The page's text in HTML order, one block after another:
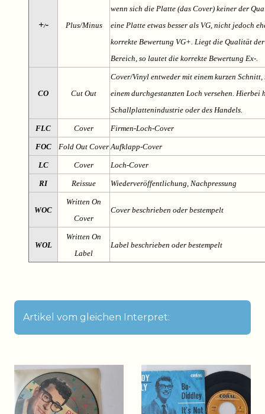
+/- Plus/Minus
wenn sich die Platte (das Cover) keiner der
eine Platte etwas besser als VG, nicht jedoch
korrekte Bewertung VG+. Liegt die Qualität
Bereich, so lautet die korrekte Bewertung Ex-.
CO Cut Out
Cover/Vinyl entweder mit einem kurzen
einem durchgestanzten Loch versehen. Hierbei
Schallplattenindustrie oder des Handels.
FLC Cover Firmen-Loch-Cover
FOC Fold Out Cover Aufklapp-Cover
LC Cover Loch-Cover
RI Reissue Wiederveröffentlichung, Nachpressung
WOC
Written On
Cover
Cover beschrieben oder bestempelt
WOL
Written On
Label
Label beschrieben oder bestempelt
Artikel vom gleichen Interpret: